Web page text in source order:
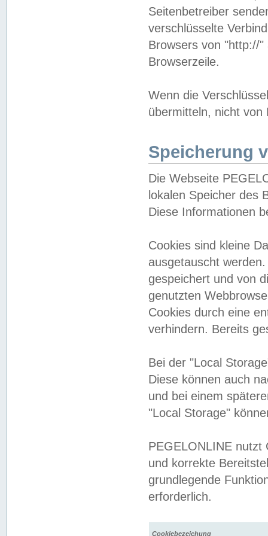
Seitenbetreiber
verschlüsselte
Browsers von "http://
Browserzeile.
Wenn die
übermitteln, nicht von
Speicherung
Die Webseite
lokalen Speicher des
Diese Informationen
Cookies sind kleine
ausgetauscht
gespeichert und von
genutzten
Cookies durch eine
verhindern. Bereits
Bei der "Local
Diese können auch
und bei einem
"Local Storage"
PEGELONLINE nutzt
und korrekte
grundlegende
erforderlich.
Cookiebezeichung